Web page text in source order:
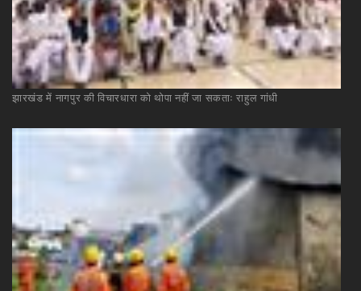
झारखंड में नागपुर की विचारधारा को थोपा नहीं जा सकताः राहुल गांधी